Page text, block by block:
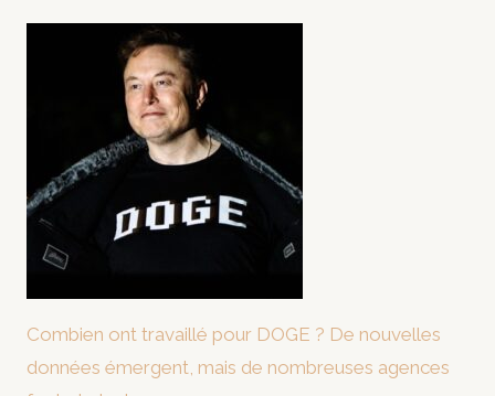
Combien ont travaillé pour DOGE ? De nouvelles
données émergent, mais de nombreuses agences